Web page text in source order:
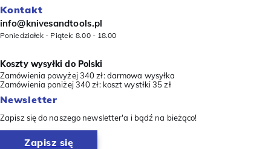
Kontakt
info@knivesandtools.pl
Poniedziałek - Piątek: 8.00 - 18.00
Koszty wysyłki do Polski
Zamówienia powyżej 340 zł: darmowa wysyłka
Zamówienia poniżej 340 zł: koszt wystłki 35 zł
Newsletter
Zapisz się do naszego newsletter'a i bądź na bieżąco!
Zapisz się